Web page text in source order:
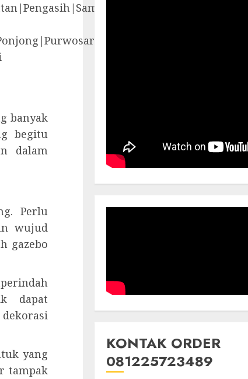
banyak
begitu
dalam
Perlu
wujud
gazebo
dapat
yang
tampak
KONTAK ORDER
081225723489